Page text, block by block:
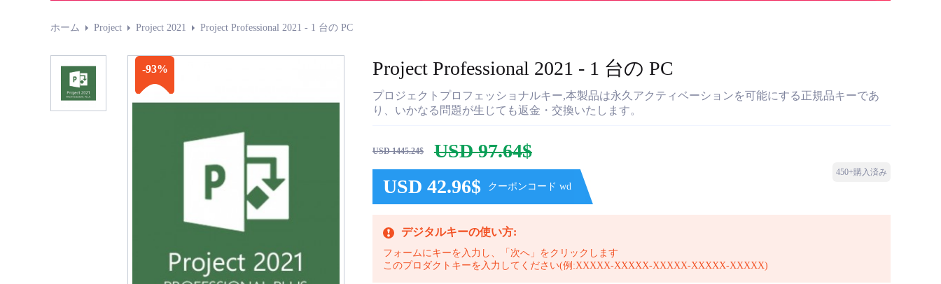
ホーム Project Project 2021 Project Professional 2021 - 1 台の PC
-93% Project Professional 2021 - 1 台の PC
プロジェクトプロフェッショナルキー,本製品は永久アクティベーションを可能にする正規品キーであ
り、いかなる問題が生じても返金・交換いたします。
USD 1445.24$
USD 97.64$
USD 42.96$
クーポンコード wd
450+購入済み
デジタルキーの使い方:
フォームにキーを入力し、「次へ」をクリックします
このプロダクトキーを入力してください(例:XXXXX-XXXXX-XXXXX-XXXXX-XXXXX)